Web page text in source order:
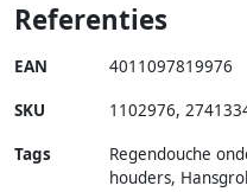
Referenties
EAN 4011097819976
SKU 1102976,
Tags
Regendouche
houders,